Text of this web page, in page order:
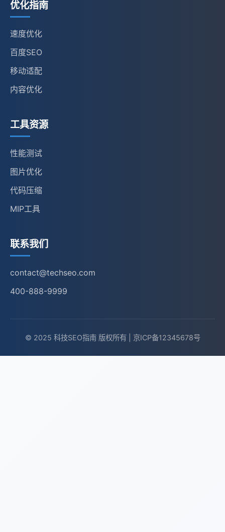
优化指南
速度优化
百度SEO
移动适配
内容优化
工具资源
性能测试
图片优化
代码压缩
MIP工具
联系我们
contact@techseo.com
400-888-9999
© 2025 科技SEO指南 版权所有 | 京ICP备12345678号